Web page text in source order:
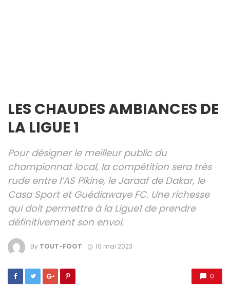
LES CHAUDES AMBIANCES DE
LA LIGUE 1
Pour désigner le meilleur public du
championnat local, la compétition sera très
rude entre l’AS Pikine, le Jaraaf de Dakar, le
Casa Sport et Guédiawaye FC. Une richesse
qui doit permettre à la Ligue1 de prendre
définitivement son envol.
By TOUT-FOOT 10 mai 2023
0